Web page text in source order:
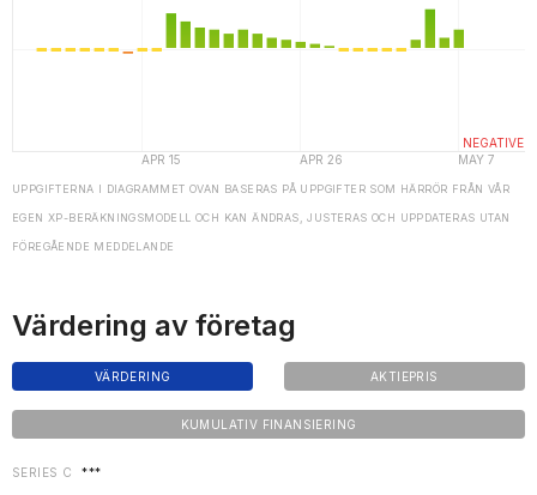
UPPGIFTERNA I DIAGRAMMET OVAN BASERAS PÅ UPPGIFTER SOM HÄRRÖR FRÅN VÅR
EGEN XP-BERÄKNINGSMODELL OCH KAN ÄNDRAS, JUSTERAS OCH UPPDATERAS UTAN
FÖREGÅENDE MEDDELANDE
Värdering av företag
VÄRDERING AKTIEPRIS
KUMULATIV FINANSIERING
SERIES C ***